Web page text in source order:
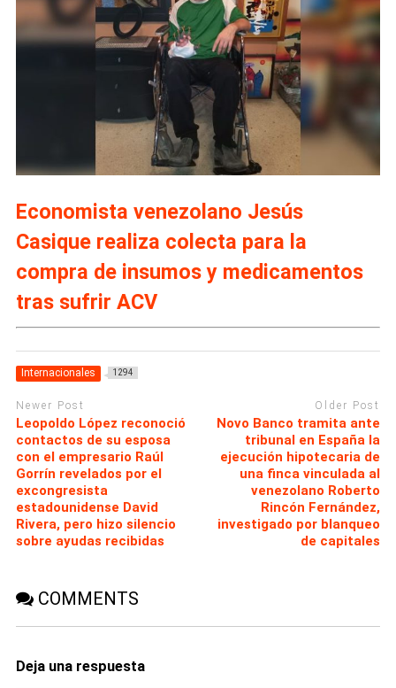
Economista venezolano Jesús
Casique realiza colecta para la
compra de insumos y medicamentos
tras sufrir ACV
Internacionales 1294
Newer Post
Leopoldo López reconoció
contactos de su esposa
con el empresario Raúl
Gorrín revelados por el
excongresista
estadounidense David
Rivera, pero hizo silencio
sobre ayudas recibidas
Older Post
Novo Banco tramita ante
tribunal en España la
ejecución hipotecaria de
una finca vinculada al
venezolano Roberto
Rincón Fernández,
investigado por blanqueo
de capitales
COMMENTS
Deja una respuesta